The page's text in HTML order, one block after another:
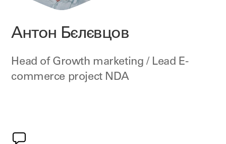
Антон Бєлєвцов
Head of Growth marketing / Lead E-
commerce project NDA